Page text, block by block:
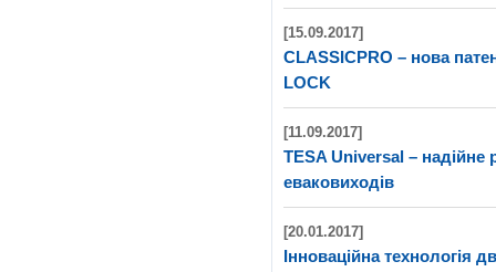
[15.09.2017]
CLASSICPRO – нова
LOCK
[11.09.2017]
TESA Universal –
еваковиходів
[20.01.2017]
Інноваційна технологія